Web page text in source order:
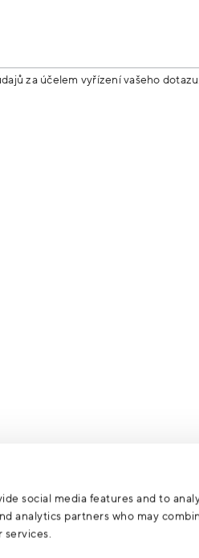
social media features and to
analytics partners who may
services.
za účelem vyřízení vašeho dotazu.